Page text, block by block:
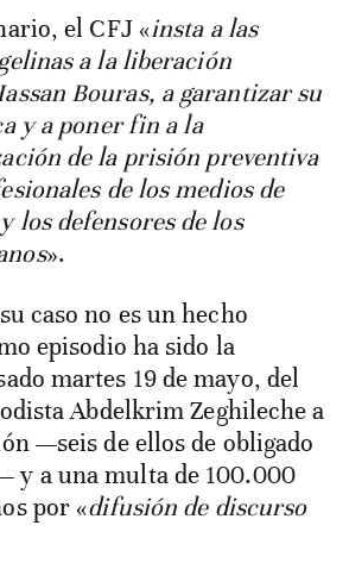
el CFJ «insta a las
a la liberación
Bouras, a garantizar su
y a poner fin a la
de la prisión preventiva
de los medios de
los defensores de los
».
caso no es un hecho
episodio ha sido la
martes 19 de mayo, del
Abdelkrim Zeghileche a
—seis de ellos de obligado
y a una multa de 100.000
por «difusión de discurso